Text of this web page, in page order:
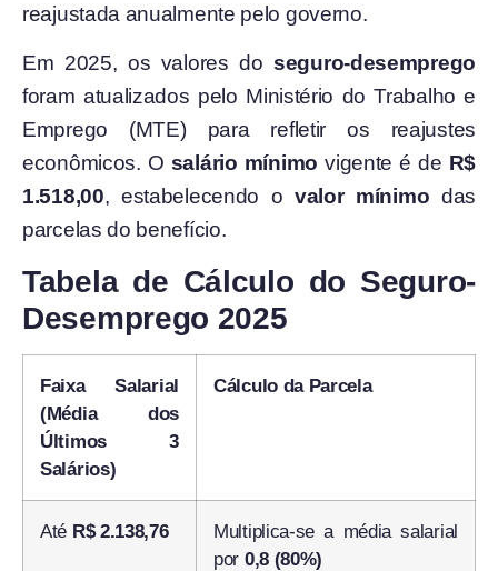
reajustada anualmente pelo governo.
Em 2025, os valores doseguro-desemprego
foram atualizados pelo Ministério do Trabalho e
Emprego (MTE) para refletir os reajustes
econômicos. O salário mínimo vigente é de R$
1.518,00, estabelecendo o valor mínimo das
parcelas do benefício.
Tabela de Cálculo do Seguro-
Desemprego 2025
Faixa Salarial
(Média dos
Últimos 3
Salários)
Cálculo da Parcela
Até R$ 2.138,76
Multiplica-se a média salarial
por 0,8 (80%)